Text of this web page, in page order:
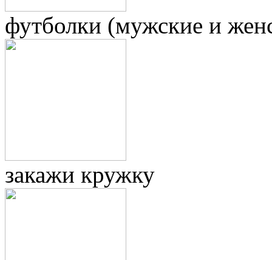
футболки (мужские и
закажи кружку